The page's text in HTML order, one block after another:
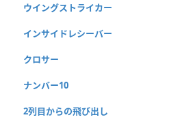
ウイングストライカー
インサイドレシーバー
クロサー
ナンバー10
2列目からの飛び出し